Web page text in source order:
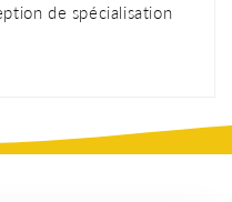
de spécialisation